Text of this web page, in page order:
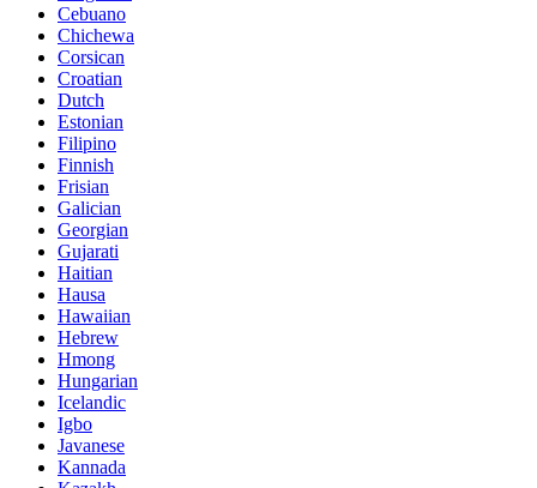
Cebuano
Chichewa
Corsican
Croatian
Dutch
Estonian
Filipino
Finnish
Frisian
Galician
Georgian
Gujarati
Haitian
Hausa
Hawaiian
Hebrew
Hmong
Hungarian
Icelandic
Igbo
Javanese
Kannada